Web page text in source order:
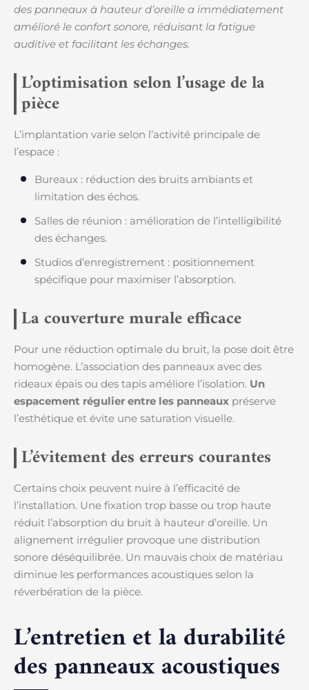
des panneaux à hauteur d’oreille a immédiatement
amélioré le confort sonore, réduisant la fatigue
auditive et facilitant les échanges.
L’optimisation selon l’usage de la
pièce
L’implantation varie selon l’activité principale de
l’espace :
Bureaux : réduction des bruits ambiants et
limitation des échos.
Salles de réunion : amélioration de l’intelligibilité
des échanges.
Studios d’enregistrement : positionnement
spécifique pour maximiser l’absorption.
La couverture murale efficace
Pour une réduction optimale du bruit, la pose doit être
homogène. L’association des panneaux avec des
rideaux épais ou des tapis améliore l’isolation. Un
espacement régulier entre les panneaux préserve
l’esthétique et évite une saturation visuelle.
L’évitement des erreurs courantes
Certains choix peuvent nuire à l’efficacité de
l’installation. Une fixation trop basse ou trop haute
réduit l’absorption du bruit à hauteur d’oreille. Un
alignement irrégulier provoque une distribution
sonore déséquilibrée. Un mauvais choix de matériau
diminue les performances acoustiques selon la
réverbération de la pièce.
L’entretien et la durabilité
des panneaux acoustiques